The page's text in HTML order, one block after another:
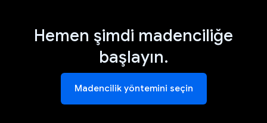
Hemen şimdi madenciliğe
başlayın.
Madencilik yöntemini seçin